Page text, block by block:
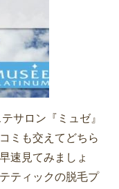
サロン『ミュゼ』
ミも交えてどちら
速見てみましょ
ティックの脱毛プ